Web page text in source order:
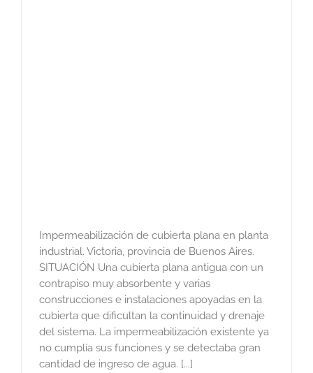
Impermeabilización de cubierta plana en planta
industrial. Victoria, provincia de Buenos Aires.
SITUACIÓN Una cubierta plana antigua con un
contrapiso muy absorbente y varias
construcciones e instalaciones apoyadas en la
cubierta que dificultan la continuidad y drenaje
del sistema. La impermeabilización existente ya
no cumplía sus funciones y se detectaba gran
cantidad de ingreso de agua. [...]